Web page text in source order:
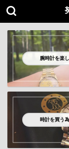
腕時計を楽
時計を買う